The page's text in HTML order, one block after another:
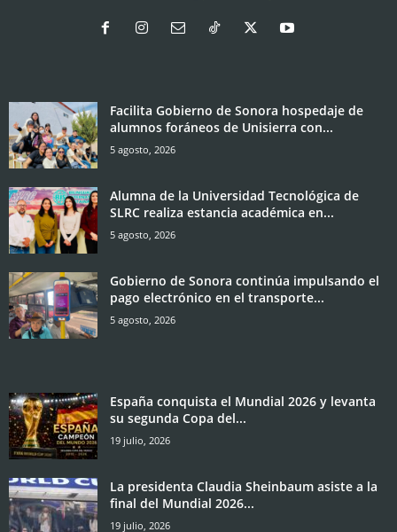
Facilita Gobierno de Sonora hospedaje de
alumnos foráneos de Unisierra con...
5 agosto, 2026
Alumna de la Universidad Tecnológica de
SLRC realiza estancia académica en...
5 agosto, 2026
Gobierno de Sonora continúa impulsando el
pago electrónico en el transporte...
5 agosto, 2026
España conquista el Mundial 2026 y levanta
su segunda Copa del...
19 julio, 2026
La presidenta Claudia Sheinbaum asiste a la
final del Mundial 2026...
19 julio, 2026